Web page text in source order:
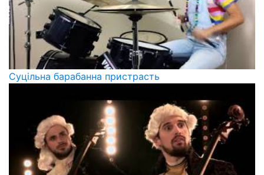
Суцільна барабанна пристрасть